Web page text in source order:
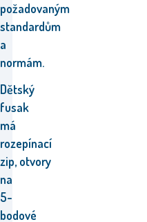
požadovaným
standardům
a
normám.
Dětský
fusak
má
rozepínací
zip, otvory
na
5-
bodové